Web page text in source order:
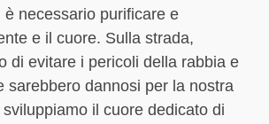
è necessario purificare e
e il cuore. Sulla strada,
di evitare i pericoli della rabbia e
sarebbero dannosi per la nostra
il cuore dedicato di